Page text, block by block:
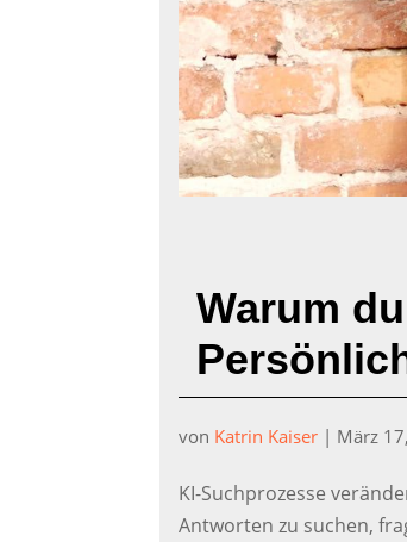
Warum
von Katrin Kaiser | März
KI-Suchprozesse
Antworten zu suchen,